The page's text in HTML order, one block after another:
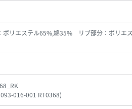
ポリエステル65%,綿35% リブ部分：ポリエ
016-001 RT0368)